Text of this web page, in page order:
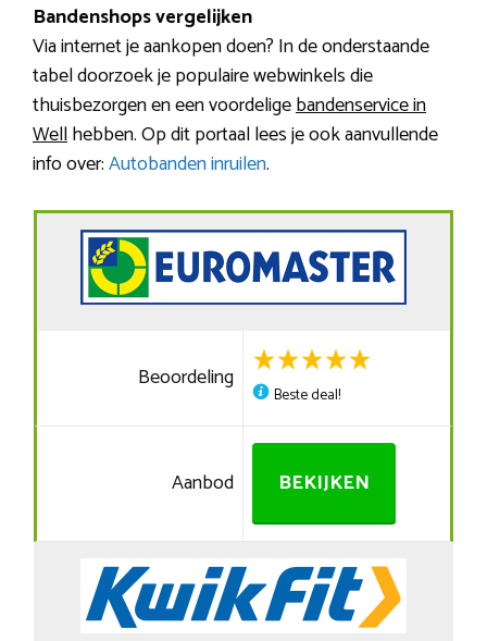
Bandenshops vergelijken
Via internet je aankopen doen? In de onderstaande
tabel doorzoek je populaire webwinkels die
thuisbezorgen en een voordeligebandenservice in
Wellhebben. Op dit portaal lees je ook aanvullende
info over:Autobanden inruilen.
Beoordeling
Beste deal!
Aanbod BEKIJKEN